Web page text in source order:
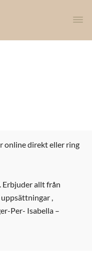
online direkt eller ring
Erbjuder allt från
,
Per- Isabella –